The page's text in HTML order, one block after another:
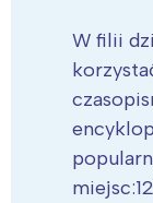
W filii